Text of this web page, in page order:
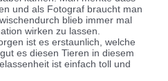
und als Fotograf braucht man
blieb immer mal
wirken zu lassen.
ist es erstaunlich, welche
es diesen Tieren in diesem
ist einfach toll und